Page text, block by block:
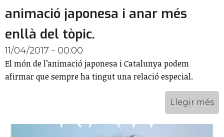
animació japonesa i anar més
enllà del tòpic.
11/04/2017 - 00:00
El món de l’animació japonesa i Catalunya podem
afirmar que sempre ha tingut una relació especial.
Llegir més